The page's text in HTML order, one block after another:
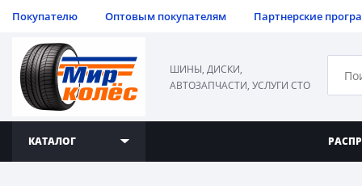
Покупателю Оптовым покупателям Партнерские
ШИНЫ, ДИСКИ,
АВТОЗАПЧАСТИ, УСЛУГИ СТО
КАТАЛОГ